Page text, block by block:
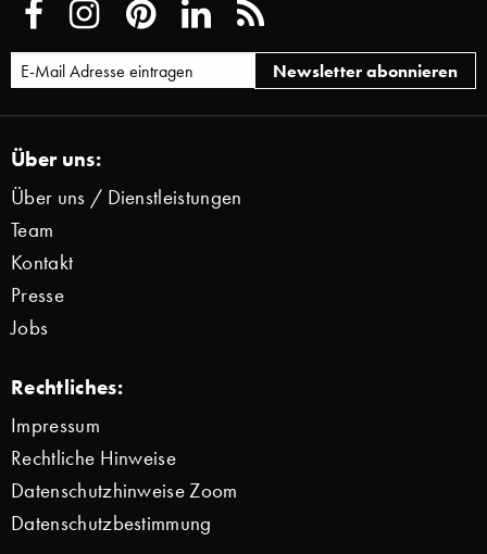
Über uns:
Über uns / Dienstleistungen
Team
Kontakt
Presse
Jobs
Rechtliches:
Impressum
Rechtliche Hinweise
Datenschutzhinweise Zoom
Datenschutzbestimmung